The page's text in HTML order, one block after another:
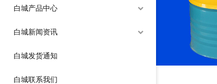
白城产品中心
白城新闻资讯
白城发货通知
白城联系我们